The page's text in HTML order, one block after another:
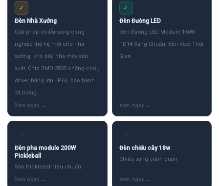
✓
Đèn Nhà Xưởng
Giải pháp chiếu sáng công
nghiệp thế hệ mới cho nhà
xưởng, kho bãi, nhà máy sản
xuất. Chip SMD 2835 chống chói,
driver hãng lớn, IP65, bảo hành
24 tháng.
✓
Đèn Đường LED
Đèn Đường LED Module 150W
TD14 Sáng Chuẩn, Bền Vượt Thời
Gian
✓
Đèn pha module 200W
Pickleball
Sân Pickleball tiêu chuẩn
✓
Đèn chiếu cây 18w
Chiếu sáng cảnh quan